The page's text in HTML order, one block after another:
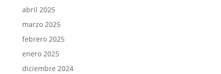
abril 2025
marzo 2025
febrero 2025
enero 2025
diciembre 2024